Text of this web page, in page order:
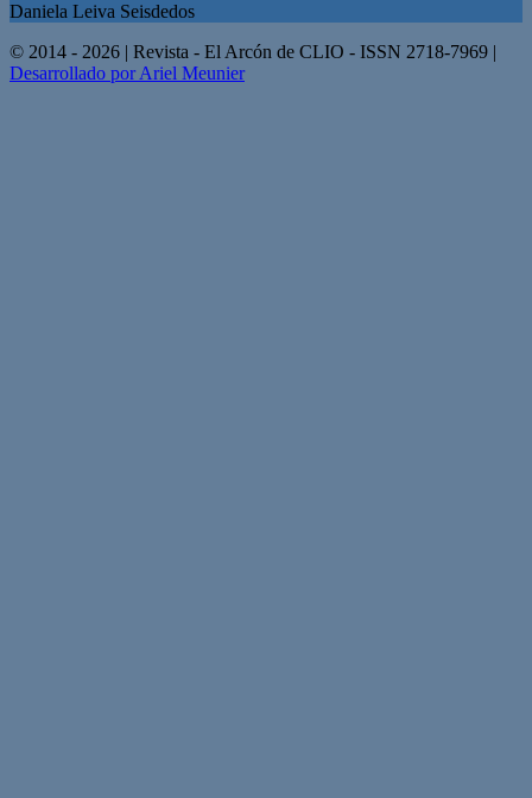
Daniela Leiva Seisdedos
© 2014 - 2026 | Revista - El Arcón de CLIO - ISSN 2718-7969 |
Desarrollado por Ariel Meunier